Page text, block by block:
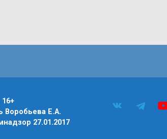
Воробьева Е.А.
27.01.2017